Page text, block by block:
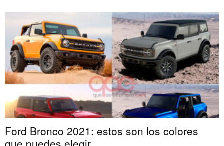
Ford Bronco 2021: estos son los colores